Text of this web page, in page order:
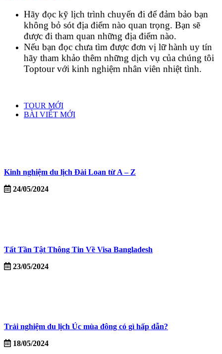
Hãy đọc kỹ lịch trình chuyến đi để đảm bảo bạn
không bỏ sót địa điểm nào quan trọng. Bạn sẽ
được đi tham quan những địa điểm nào.
Nếu bạn đọc chưa tìm được đơn vị lữ hành uy tín
hãy tham khảo thêm những dịch vụ của chúng tôi
Toptour với kinh nghiệm nhân viên nhiệt tình.
TOUR MỚI
BÀI VIẾT MỚI
Kinh nghiệm du lịch Đài Loan từ A – Z
24/05/2024
Tất Tần Tật Thông Tin Về Visa Bangladesh
23/05/2024
Trải nghiệm du lịch Úc mùa đông có gì hấp dẫn?
18/05/2024